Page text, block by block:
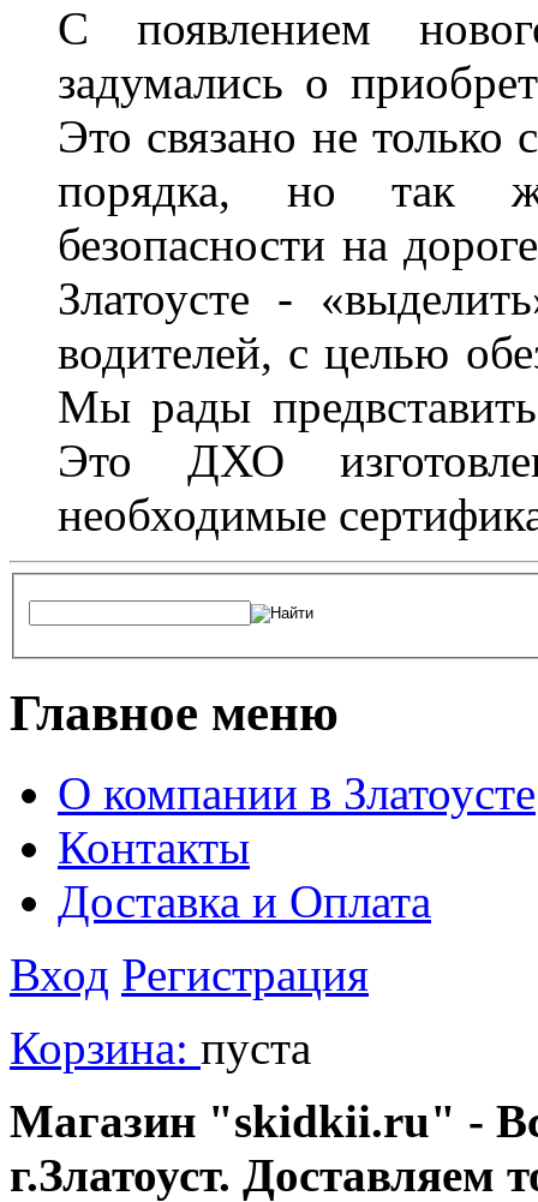
С появлением
задумались о
Это связано не только
порядка, но так
безопасности на
Златоусте -
водителей, с целью
Мы рады
Это ДХО
необходимые
Главное меню
О компании в Златоусте
Контакты
Доставка и Оплата
Вход Регистрация
Корзина: пуста
Магазин "skidkii.ru" -
г.Златоуст.